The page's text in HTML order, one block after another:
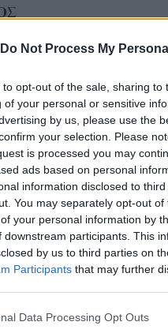
Do Not Process My
to opt-out of the sale, sharing to
of your personal or sensitive
by us, please use the
your selection. Please
is processed you may
ads based on personal
information disclosed to
You may separately opt-out of
your personal information by
downstream participants. This
by us to third parties on
Participants that may further
Data Processing Opt Outs
κάποιον που περνά
να τον βοηθήσετε
έντονη τάση να
αλλά μην